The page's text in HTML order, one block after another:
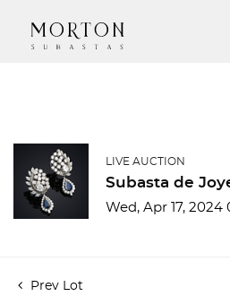
LIVE AUCTION
Subasta de
Wed, Apr 17, 2024
Prev Lot